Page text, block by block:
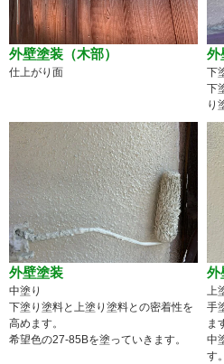
外壁塗装（木部）
仕上がり面
外
下
下
り
外壁塗装
中塗り
下塗り塗料と上塗り塗料との密着性を
高めます。
希望色の27-85Bを塗っていきます。
外
上
手
ま
中
す。